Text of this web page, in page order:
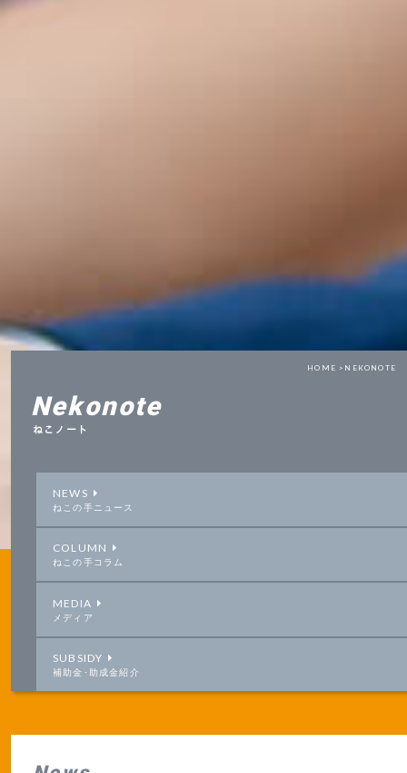
HOME > NEKONOTE
Nekonote
ねこノート
NEWS
ねこの手ニュース
COLUMN
ねこの手コラム
MEDIA
メディア
SUBSIDY
補助金･助成金紹介